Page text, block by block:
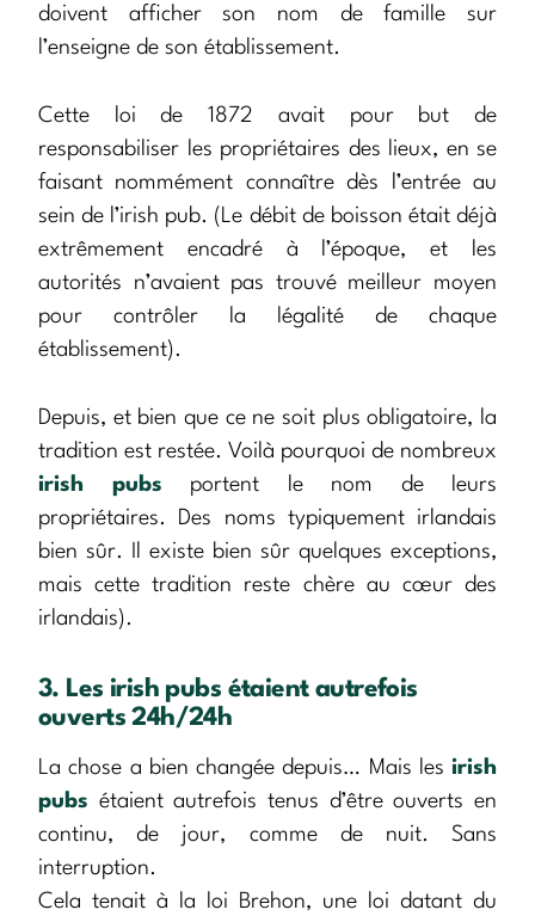
doivent afficher son nom de famille sur
l’enseigne de son établissement.
Cette loi de 1872 avait pour but de
responsabiliser les propriétaires des lieux, en se
faisant nommément connaître dès l’entrée au
sein de l’irish pub. (Le débit de boisson était déjà
extrêmement encadré à l’époque, et les
autorités n’avaient pas trouvé meilleur moyen
pour contrôler la légalité de chaque
établissement).
Depuis, et bien que ce ne soit plus obligatoire, la
tradition est restée. Voilà pourquoi de nombreux
irish pubs portent le nom de leurs
propriétaires. Des noms typiquement irlandais
bien sûr. Il existe bien sûr quelques exceptions,
mais cette tradition reste chère au cœur des
irlandais).
3. Les irish pubs étaient autrefois
ouverts 24h/24h
La chose a bien changée depuis… Mais les irish
pubs étaient autrefois tenus d’être ouverts en
continu, de jour, comme de nuit. Sans
interruption.
Cela tenait à la loi Brehon, une loi datant du